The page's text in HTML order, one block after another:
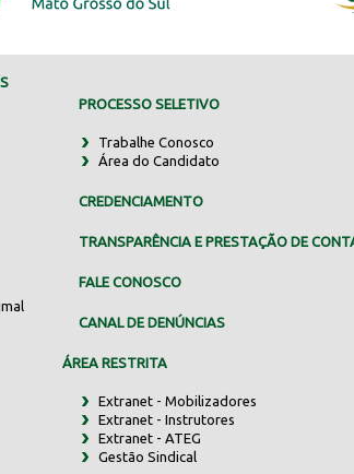
PROCESSO SELETIVO
Trabalhe Conosco
Área do Candidato
CREDENCIAMENTO
TRANSPARÊNCIA E PRESTAÇÃO DE
FALE CONOSCO
CANAL DE DENÚNCIAS
ÁREA RESTRITA
Extranet - Mobilizadores
Extranet - Instrutores
Extranet - ATEG
Gestão Sindical